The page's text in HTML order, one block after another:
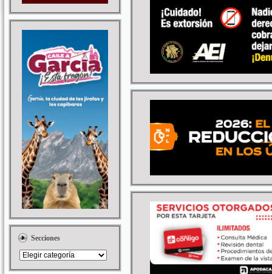
Secciones